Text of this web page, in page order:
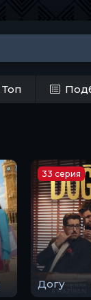
Топ
Догу
33 серия